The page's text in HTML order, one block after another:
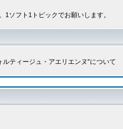
ソフト1トピックでお願いします。
ティージュ・アエリエンヌ”について